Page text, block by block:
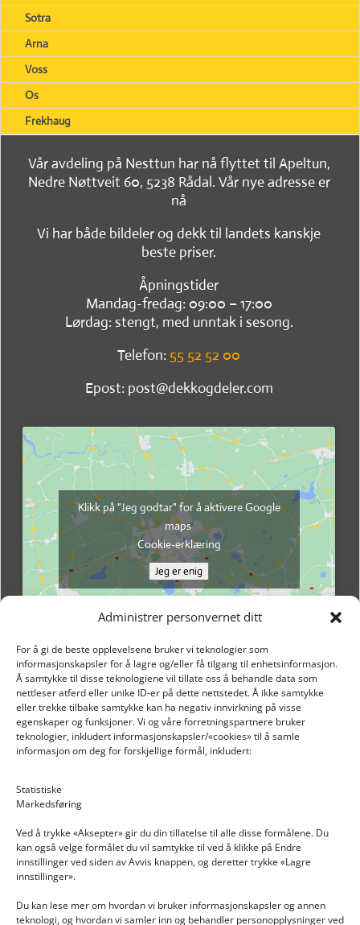
Administrer personvernet ditt
For å gi de beste opplevelsene bruker vi teknologier som
informasjonskapsler for å lagre og/eller få tilgang til enhetsinformasjon.
Å samtykke til disse teknologiene vil tillate oss å behandle data som
nettleser atferd eller unike ID-er på dette nettstedet. Å ikke samtykke
eller trekke tilbake samtykke kan ha negativ innvirkning på visse
egenskaper og funksjoner. Vi og våre forretningspartnere bruker
teknologier, inkludert informasjonskapsler/«cookies» til å samle
informasjon om deg for forskjellige formål, inkludert:
Statistiske
Markedsføring
Ved å trykke «Aksepter» gir du din tillatelse til alle disse formålene. Du
kan også velge formålet du vil samtykke til ved å klikke på Endre
innstillinger ved siden av Avvis knappen, og deretter trykke «Lagre
innstillinger».
Du kan lese mer om hvordan vi bruker informasjonskapsler og annen
teknologi, og hvordan vi samler inn og behandler personopplysninger ved
Sotra
Arna
Voss
Os
Frekhaug
Vår avdeling på Nesttun har nå flyttet til Apeltun,
Nedre Nøttveit 60, 5238 Rådal. Vår nye adresse er
nå
Vi har både bildeler og dekk til landets kanskje
beste priser.
Åpningstider
Mandag-fredag: 09:00 – 17:00
Lørdag: stengt, med unntak i sesong.
Telefon: 55 52 52 00
Epost: post@dekkogdeler.com
Klikk på "Jeg godtar" for å aktivere Google
maps
Cookie-erklæring
Jeg er enig
INFORMASJON